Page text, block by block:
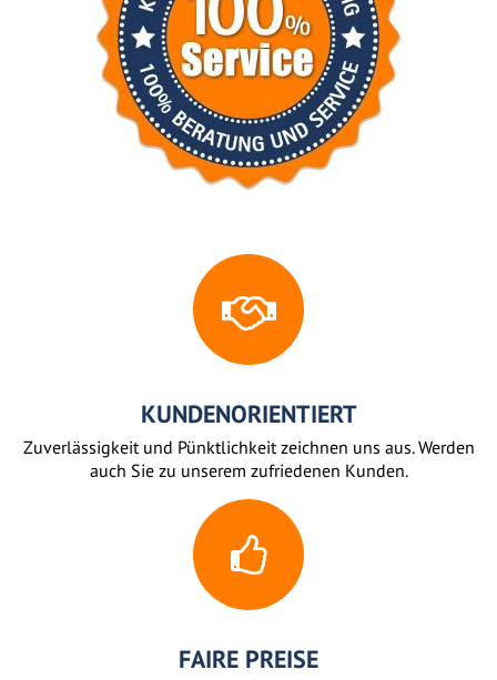
KUNDENORIENTIERT
Zuverlässigkeit und Pünktlichkeit zeichnen uns aus. Werden
auch Sie zu unserem zufriedenen Kunden.
FAIRE PREISE